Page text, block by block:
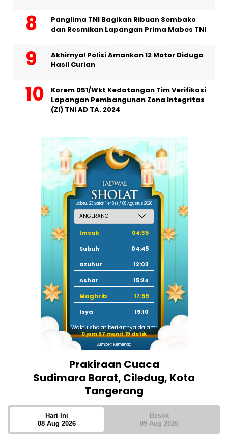
Panglima TNI Bagikan Ribuan Sembako
dan Resmikan Lapangan Prima Mabes TNI
Akhirnya! Polisi Amankan 12 Motor Diduga
Hasil Curian
Korem 051/Wkt Kedatangan Tim Verifikasi
Lapangan Pembangunan Zona Integritas
(ZI) TNI AD TA. 2024
Sabtu, 23 Safar 1448 H / 08 Agustus 2026
Imsak
04:35
Subuh
04:45
Dzuhur
12:03
Ashar
15:24
Maghrib
17:59
Isya
19:10
Waktu sholat berikutnya dalam:
0 jam 57 menit 18 detik
Sumber: Kemenag
Prakiraan Cuaca
Sudimara Barat, Ciledug, Kota
Tangerang
Hari Ini
08 Aug 2026
Besok
09 Aug 2026